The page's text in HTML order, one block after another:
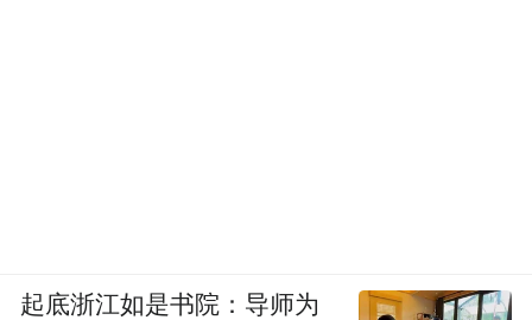
起底浙江如是书院：导师为